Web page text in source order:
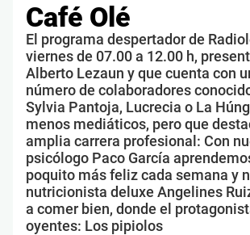
Café Olé
El programa despertador de
viernes de 07.00 a 12.00 h,
Alberto Lezaun y que cuenta con
número de colaboradores
Sylvia Pantoja, Lucrecia o La
menos mediáticos, pero que
amplia carrera profesional: Con
psicólogo Paco García
poquito más feliz cada semana y
nutricionista deluxe Angelines
a comer bien, donde el
oyentes: Los pipiolos